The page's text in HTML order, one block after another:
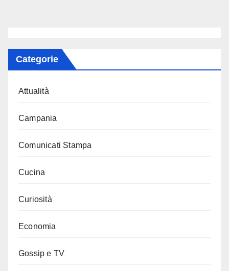
Categorie
Attualità
Campania
Comunicati Stampa
Cucina
Curiosità
Economia
Gossip e TV